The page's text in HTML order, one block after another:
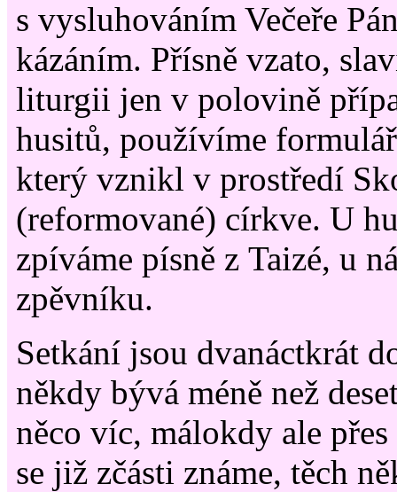
s vysluhováním Večeře
kázáním. Přísně vzato,
liturgii jen v polovině
husitů, používíme formulář
který vznikl v prostředí
(reformované) církve. U
zpíváme písně z Taizé, u
zpěvníku.
Setkání jsou dvanáctkrát
někdy bývá méně než
něco víc, málokdy ale
se již zčásti známe, těch